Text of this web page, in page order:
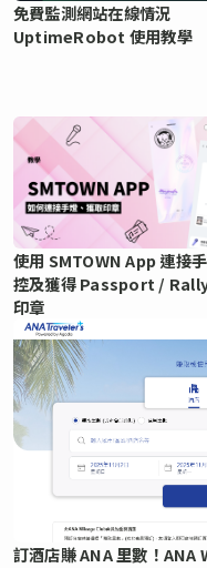
免費監測網站在線情況
UptimeRobot 使用教學
使用 SMTOWN App 連接
控及獲得 Passport /
印章
訂酒店賺 ANA 里數！